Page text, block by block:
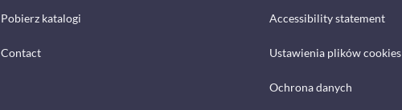
Pobierz katalogi
Contact
Accessibility statement
Ustawienia plików cookies
Ochrona danych